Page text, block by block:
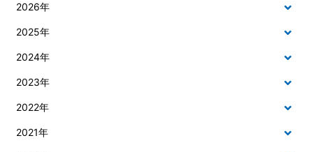
2026年
2025年
2024年
2023年
2022年
2021年